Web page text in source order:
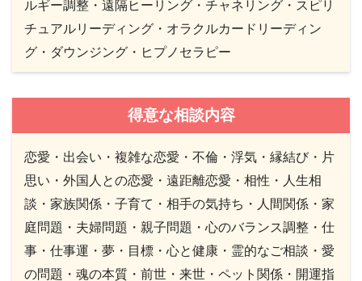
ルギー調整・遠隔ヒーリング・チャネリング・スピリ
チュアルリーディング・オラクルカードリーディン
グ・ダウンジング・ヒプノセラピー
得意な相談内容
恋愛・出会い・複雑な恋愛・不倫・浮気・縁結び・片
思い・外国人との恋愛・遠距離恋愛・相性・人生相
談・家族関係・子育て・相手の気持ち・人間関係・家
庭問題・夫婦問題・親子問題・心のバランス調整・仕
事・仕事運・夢・目標・心と健康・霊的なご相談・愛
の問題・魂の本質・前世・来世・ペット関係・開運指